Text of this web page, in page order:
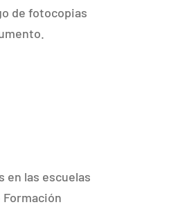
de fotocopias
en las escuelas